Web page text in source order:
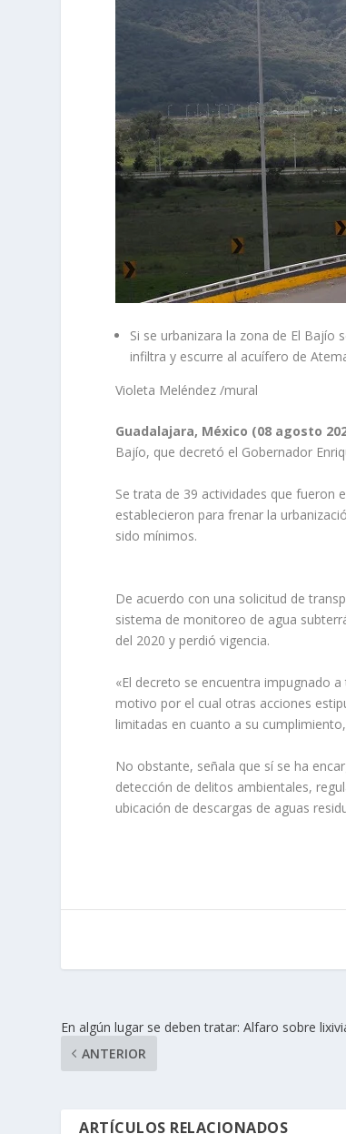
Si se urbanizara la zona de El
infiltra y escurre al acuífero de
Violeta Meléndez /mural
Guadalajara, México (08 agosto
Bajío, que decretó el Gobernador
Se trata de 39 actividades que fueron
establecieron para frenar la
sido mínimos.
De acuerdo con una solicitud de
sistema de monitoreo de agua
del 2020 y perdió vigencia.
«El decreto se encuentra impugnado
motivo por el cual otras acciones
limitadas en cuanto a su
No obstante, señala que sí se ha
detección de delitos ambientales,
ubicación de descargas de aguas
En algún lugar se deben tratar: Alfaro sobre
ANTERIOR
ARTÍCULOS RELACIONADOS